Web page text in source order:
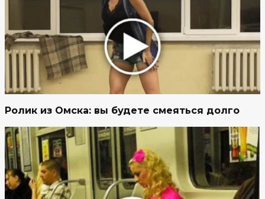
Ролик из Омска: вы будете смеяться долго